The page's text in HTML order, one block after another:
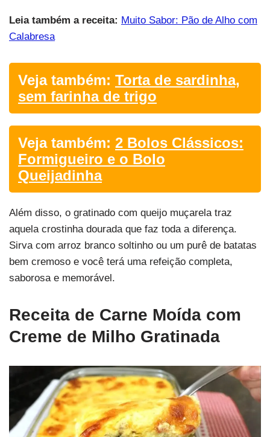
Leia também a receita: Muito Sabor: Pão de Alho com
Calabresa
Veja também: Torta de sardinha,
sem farinha de trigo
Veja também: 2 Bolos Clássicos:
Formigueiro e o Bolo
Queijadinha
Além disso, o gratinado com queijo muçarela traz
aquela crostinha dourada que faz toda a diferença.
Sirva com arroz branco soltinho ou um purê de batatas
bem cremoso e você terá uma refeição completa,
saborosa e memorável.
Receita de Carne Moída com
Creme de Milho Gratinada